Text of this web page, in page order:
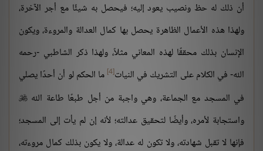
أن ذلك له حظ ونصيب يعود إليه؛ فيحصل به شيئًا مع أجر الآخرة،
ولهذا هذه الأعمال الظاهرة يحصل بها كمال العدالة والمروءة، ويكون
الإنسان بذلك محققًا لهذه المعاني مثلاً، ولهذا ذكر الشاطبي -رحمه
الله- في الكلام على التشريك في النيات[4]
ما الحكم لو أن أحدًا يصلي
في المسجد مع الجماعة، وهي واجبة من أجل طبعًا طاعة الله 
واستجابة لأمره، وأيضًا لتحقيق عدالته؛ لأنه إن لم يأت إلى المسجد؛
فإنها لا تقبل شهادته، ولا تكون له عدالة، ولا يكون بذلك كمال مروءته،